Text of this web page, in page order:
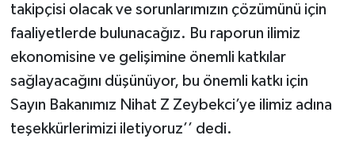
takipçisi olacak ve sorunlarımızın çözümünü için
faaliyetlerde bulunacağız. Bu raporun ilimiz
ekonomisine ve gelişimine önemli katkılar
sağlayacağını düşünüyor, bu önemli katkı için
Sayın Bakanımız Nihat Z Zeybekci’ye ilimiz adına
teşekkürlerimizi iletiyoruz’’ dedi.